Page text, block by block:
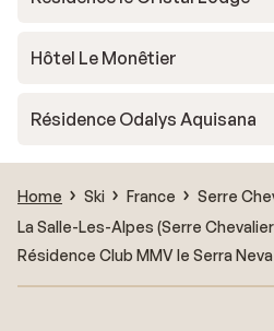
Hôtel Le Monêtier
Résidence Odalys Aquisana
Home Ski France
Serre
La Salle-Les-Alpes (Serre Chevalier
Résidence Club MMV le Serra